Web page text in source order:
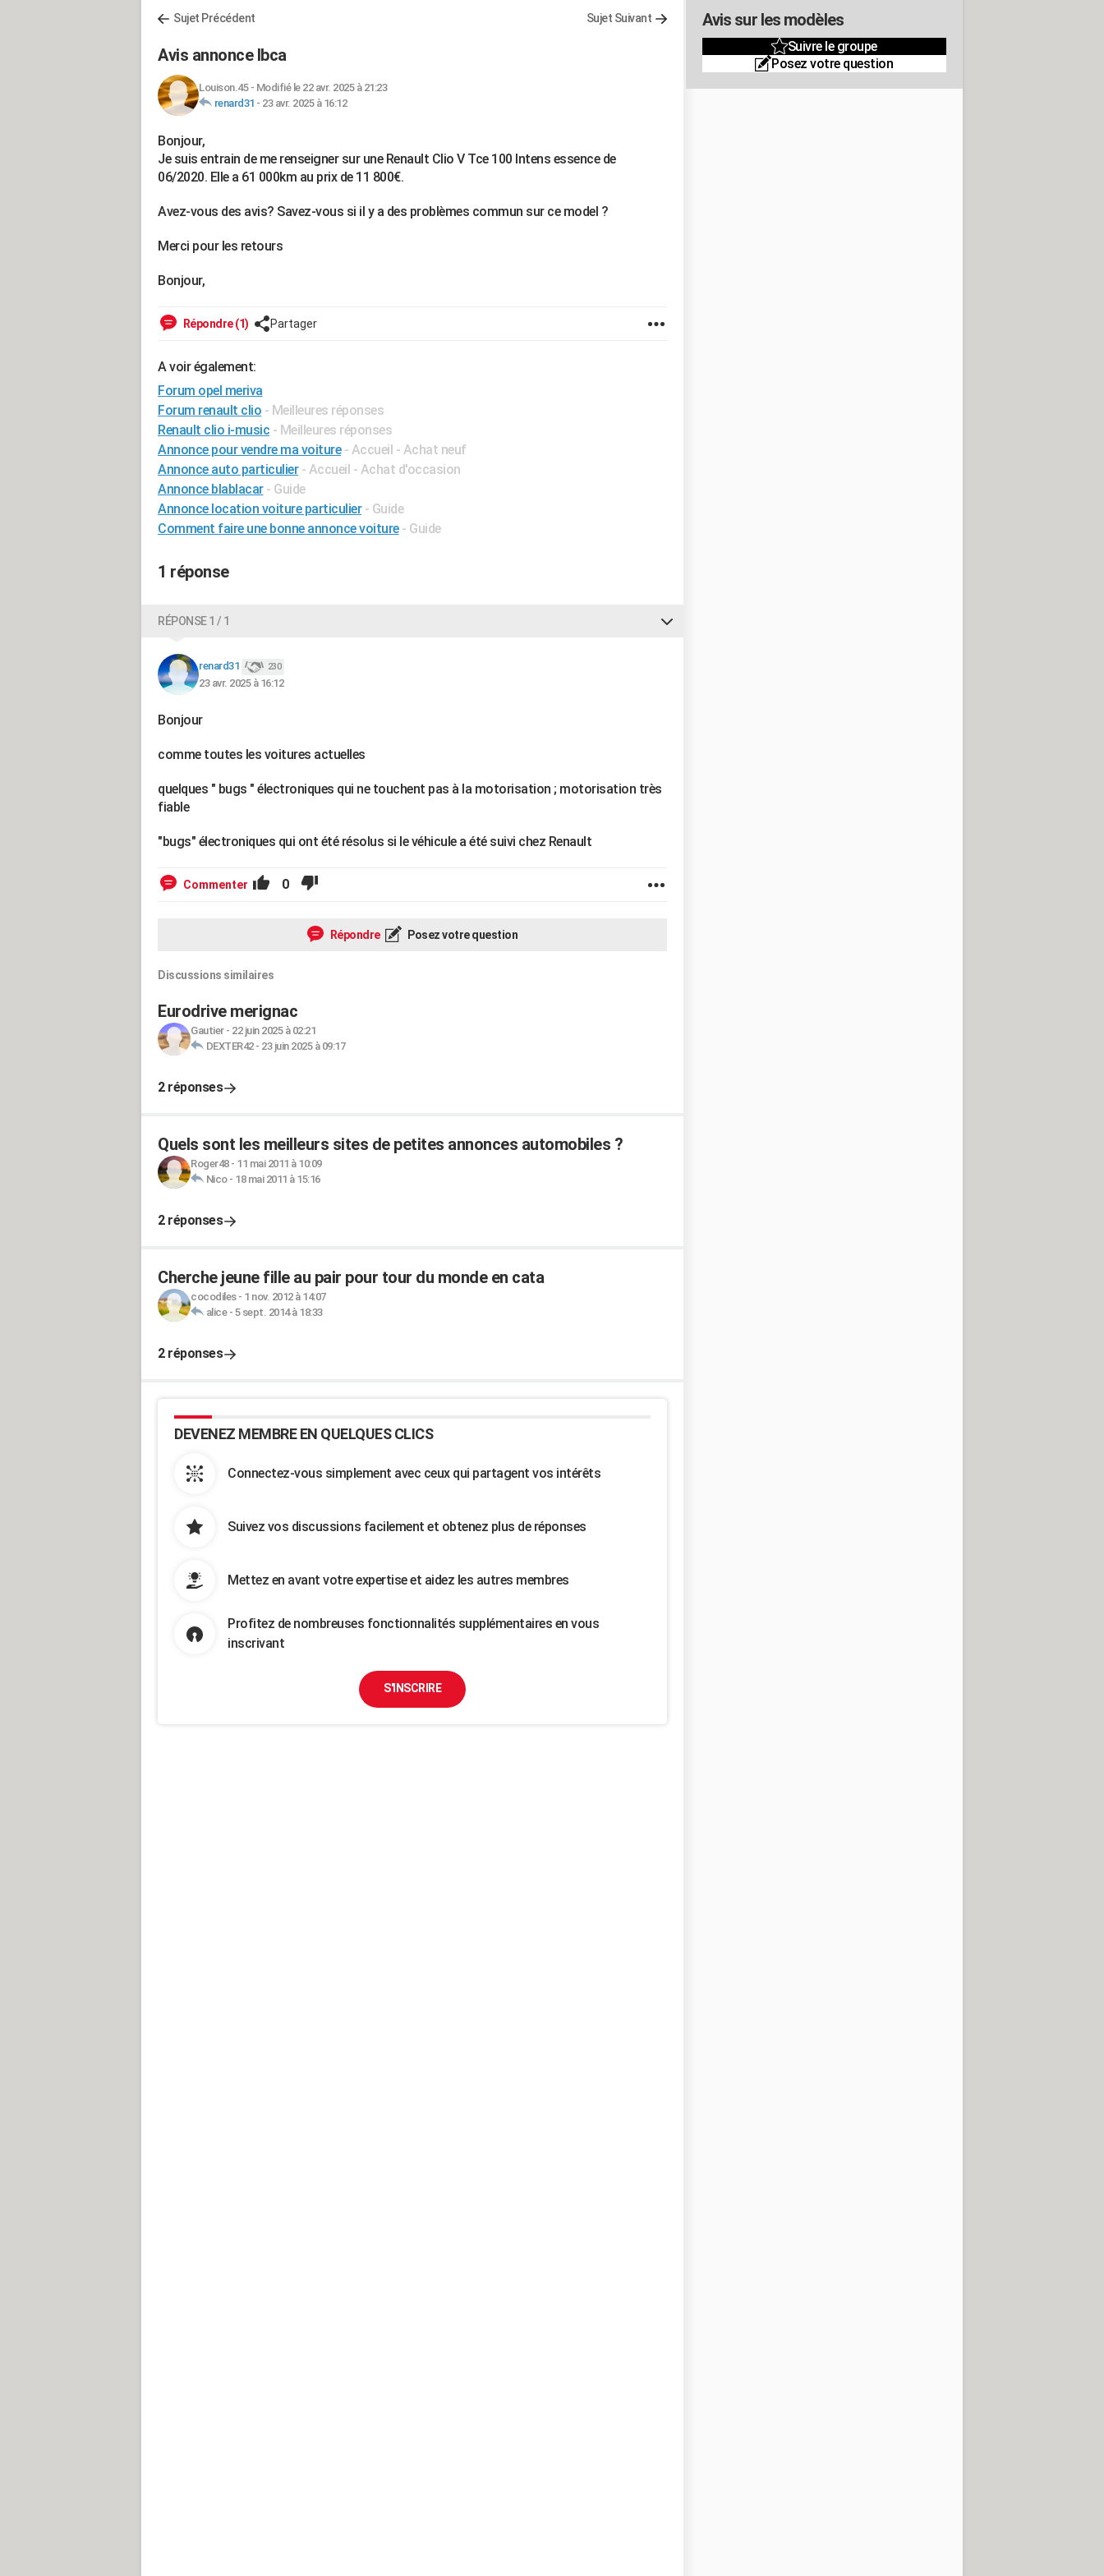
Sujet Précédent Sujet Suivant
Avis annonce lbca
Louison.45- Modifié le 22 avr. 2025 à 21:23
renard31 - 23 avr. 2025 à 16:12
Bonjour,
Je suis entrain de me renseigner sur une Renault Clio V Tce 100 Intens essence de
06/2020. Elle a 61 000km au prix de 11 800€.
Avez-vous des avis? Savez-vous si il y a des problèmes commun sur ce model ?
Merci pour les retours
Bonjour,
Répondre (1) Partager
A voir également:
Forum opel meriva
Forum renault clio - Meilleures réponses
Renault clio i-music - Meilleures réponses
Annonce pour vendre ma voiture - Accueil - Achat neuf
Annonce auto particulier - Accueil - Achat d'occasion
Annonce blablacar - Guide
Annonce location voiture particulier - Guide
Comment faire une bonne annonce voiture - Guide
1 réponse
RÉPONSE 1 / 1
renard31 230
23 avr. 2025 à 16:12
Bonjour
comme toutes les voitures actuelles
quelques " bugs " électroniques qui ne touchent pas à la motorisation ; motorisation très
fiable
"bugs" électroniques qui ont été résolus si le véhicule a été suivi chez Renault
Commenter 0
Répondre Posez votre question
Discussions similaires
Eurodrive merignac
Gautier- 22 juin 2025 à 02:21
DEXTER42- 23 juin 2025 à 09:17
2 réponses
Quels sont les meilleurs sites de petites annonces automobiles ?
Roger48- 11 mai 2011 à 10:09
Nico- 18 mai 2011 à 15:16
2 réponses
Cherche jeune fille au pair pour tour du monde en cata
cocodiles- 1 nov. 2012 à 14:07
alice- 5 sept. 2014 à 18:33
2 réponses
DEVENEZ MEMBRE EN QUELQUES CLICS
Connectez-vous simplement avec ceux qui partagent vos intérêts
Suivez vos discussions facilement et obtenez plus de réponses
Mettez en avant votre expertise et aidez les autres membres
Profitez de nombreuses fonctionnalités supplémentaires en vous
inscrivant
S'INSCRIRE
Avis sur les modèles
Suivre le groupe
Posez votre question